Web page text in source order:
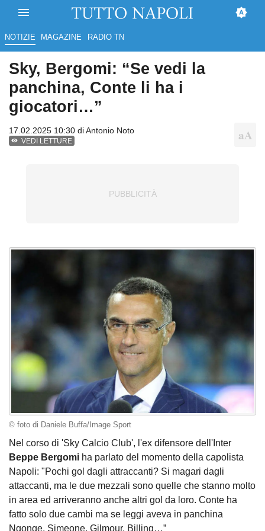
NOTIZIE MAGAZINE RADIO TN
Sky, Bergomi: “Se vedi la
panchina, Conte li ha i
giocatori…”
17.02.2025 10:30 diAntonio Noto
VEDI LETTURE
© foto di Daniele Buffa/Image Sport
Nel corso di 'Sky Calcio Club', l'ex difensore dell'Inter
Beppe Bergomi ha parlato del momento della capolista
Napoli: "Pochi gol dagli attraccanti? Si magari dagli
attaccanti, ma le due mezzali sono quelle che stanno molto
in area ed arriveranno anche altri gol da loro. Conte ha
fatto solo due cambi ma se leggi aveva in panchina
Ngonge, Simeone, Gilmour, Billing…”